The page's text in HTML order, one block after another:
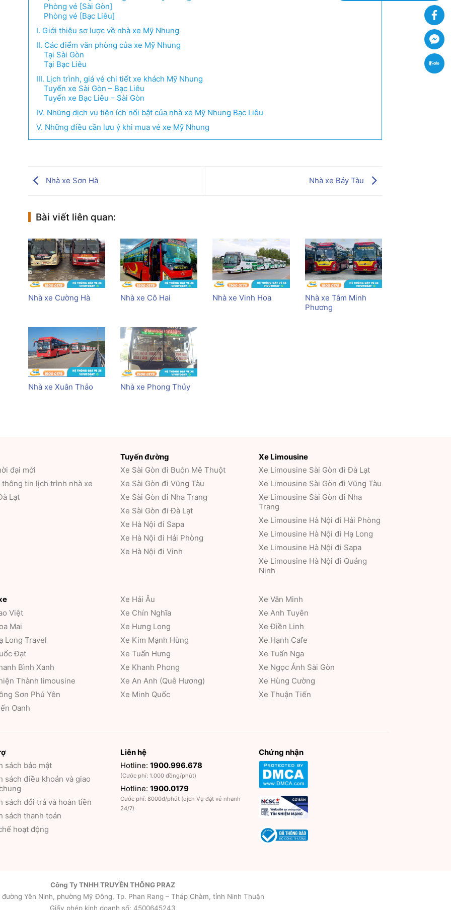
Phòng vé [Sài Gòn]
Phòng vé [Bạc Liêu]
I. Giới thiệu sơ lược về nhà xe Mỹ Nhung
II. Các điểm văn phòng của xe Mỹ Nhung
Tại Sài Gòn
Tại Bạc Liêu
III. Lịch trình, giá vé chi tiết xe khách Mỹ Nhung
Tuyến xe Sài Gòn – Bạc Liêu
Tuyến xe Bạc Liêu – Sài Gòn
IV. Những dịch vụ tiện ích nổi bật của nhà xe Mỹ Nhung Bạc Liêu
V. Những điều cần lưu ý khi mua vé xe Mỹ Nhung
Nhà xe Sơn Hà Nhà xe Bảy Tàu
Bài viết liên quan:
Nhà xe Cường Hà Nhà xe Cô Hai Nhà xe Vinh Hoa
Nhà xe Tâm Minh
Phương
Nhà xe Xuân Thảo Nhà xe Phong Thủy
đại mới
thông tin lịch trình nhà xe
Lạt
Tuyến đường
Xe Sài Gòn đi Buôn Mê Thuột
Xe Sài Gòn đi Vũng Tàu
Xe Sài Gòn đi Nha Trang
Xe Sài Gòn đi Đà Lạt
Xe Hà Nội đi Sapa
Xe Hà Nội đi Hải Phòng
Xe Hà Nội đi Vinh
Xe Limousine
Xe Limousine Sài Gòn đi Đà Lạt
Xe Limousine Sài Gòn đi Vũng Tàu
Xe Limousine Sài Gòn đi Nha
Trang
Xe Limousine Hà Nội đi Hải Phòng
Xe Limousine Hà Nội đi Hạ Long
Xe Limousine Hà Nội đi Sapa
Xe Limousine Hà Nội đi Quảng
Ninh
Việt
Mai
Long Travel
Đạt
Bình Xanh
Thành limousine
Sơn Phú Yên
Oanh
Xe Hải Âu
Xe Chín Nghĩa
Xe Hưng Long
Xe Kim Mạnh Hùng
Xe Tuấn Hưng
Xe Khanh Phong
Xe An Anh (Quê Hương)
Xe Minh Quốc
Xe Văn Minh
Xe Anh Tuyên
Xe Điền Linh
Xe Hạnh Cafe
Xe Tuấn Nga
Xe Ngọc Ánh Sài Gòn
Xe Hùng Cường
Xe Thuận Tiến
sách bảo mật
sách điều khoản và giao
sách đổi trả và hoàn tiền
sách thanh toán
hoạt động
Liên hệ
Hotline: 1900.996.678
(Cước phí: 1.000 đồng/phút)
Hotline: 1900.0179
Cước phí: 8000đ/phút (dịch Vụ đặt vé nhanh
24/7)
Chứng nhận
Công Ty TNHH TRUYỀN THÔNG PRAZ
Yên Ninh, phường Mỹ Đông, Tp. Phan Rang – Tháp Chàm, tỉnh Ninh Thuận
Giấy phép kinh doanh số: 4500645243